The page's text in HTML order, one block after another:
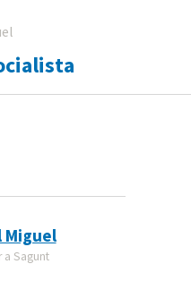
Miguel
a Sagunt